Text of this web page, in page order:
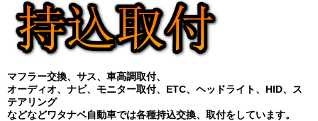
マフラー交換、サス、車高調取付、
オーディオ、ナビ、モニター取付、ETC、ヘッドライト、HID、ス
テアリング
などなどワタナベ自動車では各種持込交換、取付をしています。